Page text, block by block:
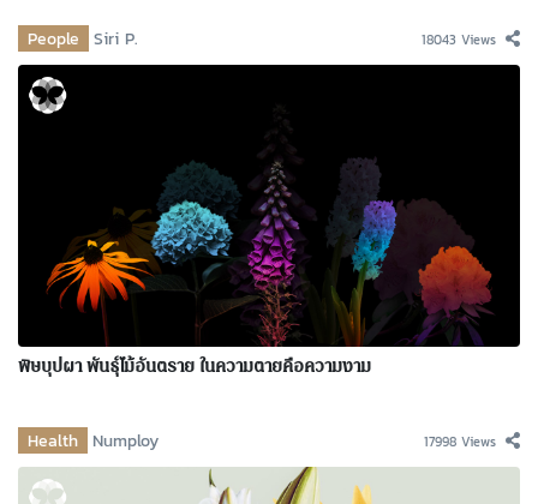
People Siri P. 18043 Views
พิษบุปผา พันธุ์ไม้อันตราย ในความตายคือความงาม
Health Numploy 17998 Views